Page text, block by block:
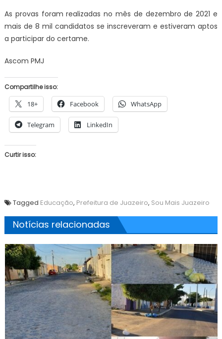
As provas foram realizadas no mês de dezembro de 2021 e
mais de 8 mil candidatos se inscreveram e estiveram aptos
a participar do certame.
Ascom PMJ
Compartilhe isso:
18+ Facebook WhatsApp
Telegram LinkedIn
Curtir isso:
Tagged Educação, Prefeitura de Juazeiro, Sou Mais Juazeiro
Notícias relacionadas